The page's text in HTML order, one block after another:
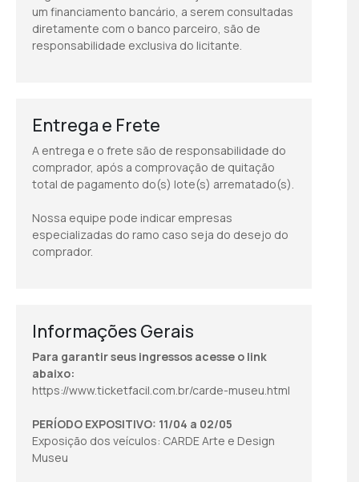
um financiamento bancário, a serem consultadas
diretamente com o banco parceiro, são de
responsabilidade exclusiva do licitante.
Entrega e Frete
A entrega e o frete são de responsabilidade do
comprador, após a comprovação de quitação
total de pagamento do(s) lote(s) arrematado(s).
Nossa equipe pode indicar empresas
especializadas do ramo caso seja do desejo do
comprador.
Informações Gerais
Para garantir seus ingressos acesse o link
abaixo:
https://www.ticketfacil.com.br/carde-museu.html
PERÍODO EXPOSITIVO: 11/04 a 02/05
Exposição dos veículos: CARDE Arte e Design
Museu